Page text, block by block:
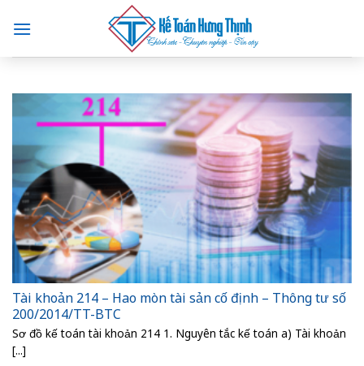
content
Tài khoản 214 – Hao mòn tài sản cố định – Thông tư số
200/2014/TT-BTC
Sơ đồ kế toán tài khoản 214 1. Nguyên tắc kế toán a) Tài khoản
[...]